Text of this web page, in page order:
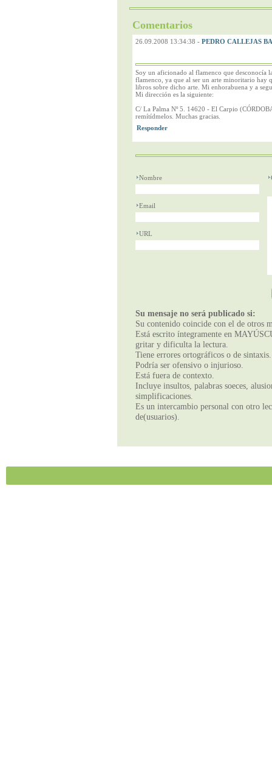
Comentarios
26.09.2008 13:34:38 - PEDRO CALLEJAS
Soy un aficionado al flamenco que
flamenco, ya que al ser un arte minoritario hay
libros sobre dicho arte. Mi enhorabuena y a
Mi dirección es la siguiente:
C/ La Palma Nº 5. 14620 - El Carpio
remítídmelos. Muchas gracias.
Nombre
Email
URL
Su mensaje no será publicado si:
Su contenido coincide con el de otros
Está escrito íntegramente en
gritar y dificulta la lectura.
Tiene errores ortográficos o de sintaxis.
Podría ser ofensivo o injurioso.
Está fuera de contexto.
Incluye insultos, palabras soeces,
simplificaciones.
Es un intercambio personal con otro
de(usuarios).